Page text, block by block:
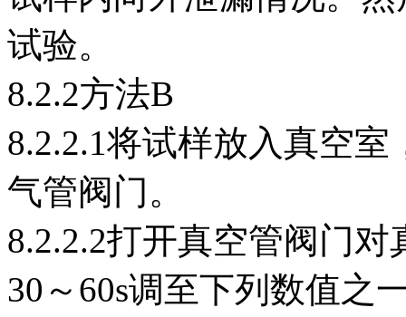
试验。
8.2.2方法B
8.2.2.1将试样放入真空
气管阀门。
8.2.2.2打开真空管阀门
30～60s调至下列数值之